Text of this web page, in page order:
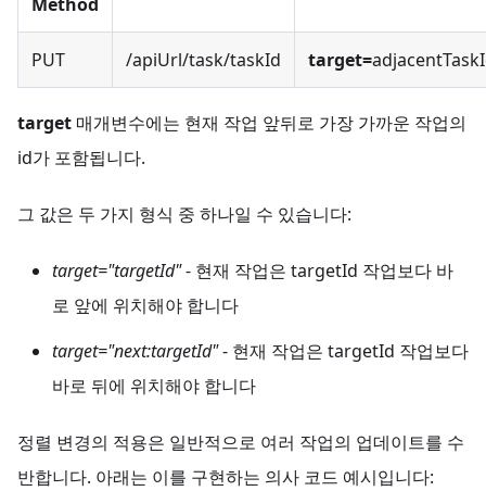
PUT /apiUrl/task/taskId target=
target 매개변수에는 현재 작업 앞뒤로 가장 가까운 작업의
id가 포함됩니다.
그 값은 두 가지 형식 중 하나일 수 있습니다:
target="targetId"- 현재 작업은 targetId 작업보다 바
로 앞에 위치해야 합니다
target="next:targetId"- 현재 작업은 targetId 작업보다
바로 뒤에 위치해야 합니다
정렬 변경의 적용은 일반적으로 여러 작업의 업데이트를 수
반합니다. 아래는 이를 구현하는 의사 코드 예시입니다: